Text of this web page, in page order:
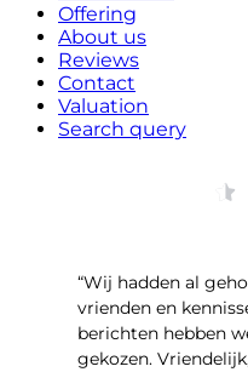
Offering
About us
Reviews
Contact
Valuation
Search query
“Wij hadden al
vrienden en
berichten hebben
gekozen.